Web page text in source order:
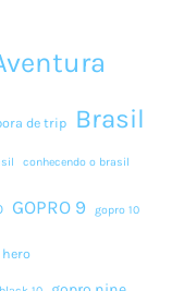
de trip Brasil
conhecendo o brasil
GOPRO 9 gopro 10
hero